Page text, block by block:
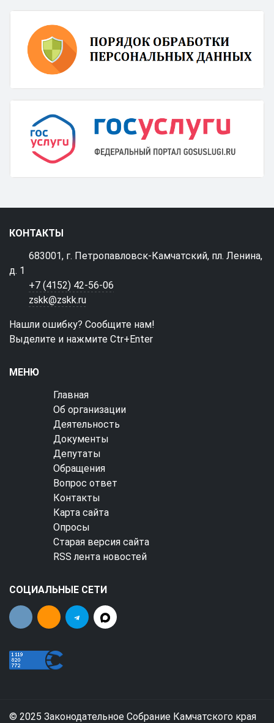
КОНТАКТЫ
683001, г. Петропавловск-Камчатский, пл. Ленина,
д. 1
+7 (4152) 42-56-06
zskk@zskk.ru
Нашли ошибку? Сообщите нам!
Выделите и нажмите Ctr+Enter
МЕНЮ
Главная
Об организации
Деятельность
Документы
Депутаты
Обращения
Вопрос ответ
Контакты
Карта сайта
Опросы
Старая версия сайта
RSS лента новостей
СОЦИАЛЬНЫЕ СЕТИ
© 2025 Законодательное Собрание Камчатского края